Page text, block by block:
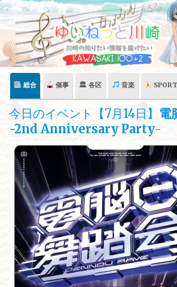
Skip
content
総合 催事 🏛 各区 音楽
今日のイベント【7月14日】 電
-2nd Anniversary Party-